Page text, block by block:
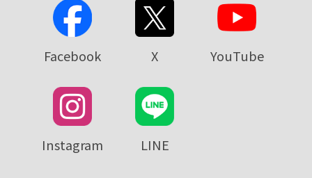
Facebook X YouTube
Instagram LINE